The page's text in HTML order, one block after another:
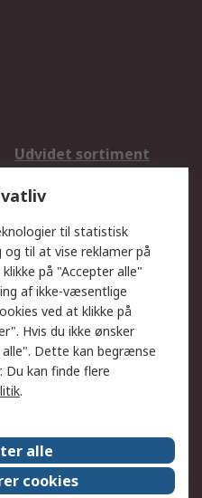
Udvidet sortiment
Teknisk Support
Eksportløsninger
Returnering
Spor min ordre
Betalingsmuligheder
Okdo
Salgsbetingelser
Pressecenter
til statistisk
og til at vise reklamer på
på "Accepter alle"
af ikke-væsentlige
ved at klikke på
Hvis du ikke ønsker
Dette kan begrænse
Du kan finde flere
.
alle
cookies